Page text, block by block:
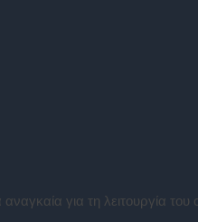
για τη λειτουργία